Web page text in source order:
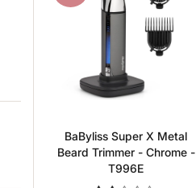
BaByliss Super X Metal
Beard Trimmer - Chrome -
T996E